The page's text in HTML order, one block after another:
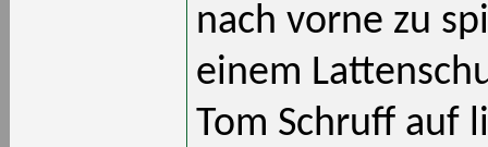
nach vorne zu
einem
Tom Schruff auf